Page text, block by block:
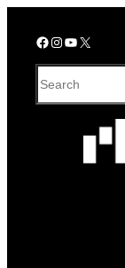
Facebook InstagramYouTube X
S
e